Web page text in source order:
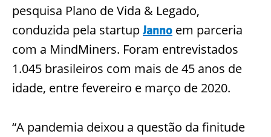
pesquisa Plano de Vida & Legado,
conduzida pela startup Janno em parceria
com a MindMiners. Foram entrevistados
1.045 brasileiros com mais de 45 anos de
idade, entre fevereiro e março de 2020.
“A pandemia deixou a questão da finitude